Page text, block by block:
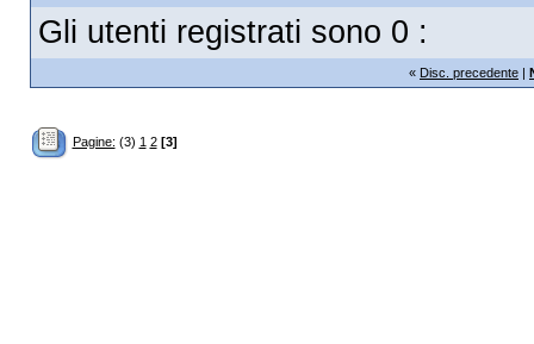
Gli utenti registrati sono 0 :
« Disc. precedente |
Pagine: (3) 1 2 [3]